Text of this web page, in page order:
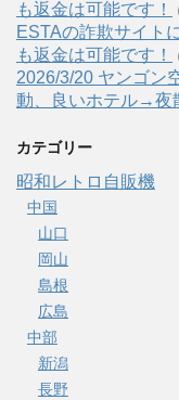
も返金は可能です！
ESTAの詐欺サイト
も返金は可能です！
2026/3/20 ヤンゴン
動、良いホテル→夜
カテゴリー
昭和レトロ自販機
中国
山口
岡山
島根
広島
中部
新潟
長野